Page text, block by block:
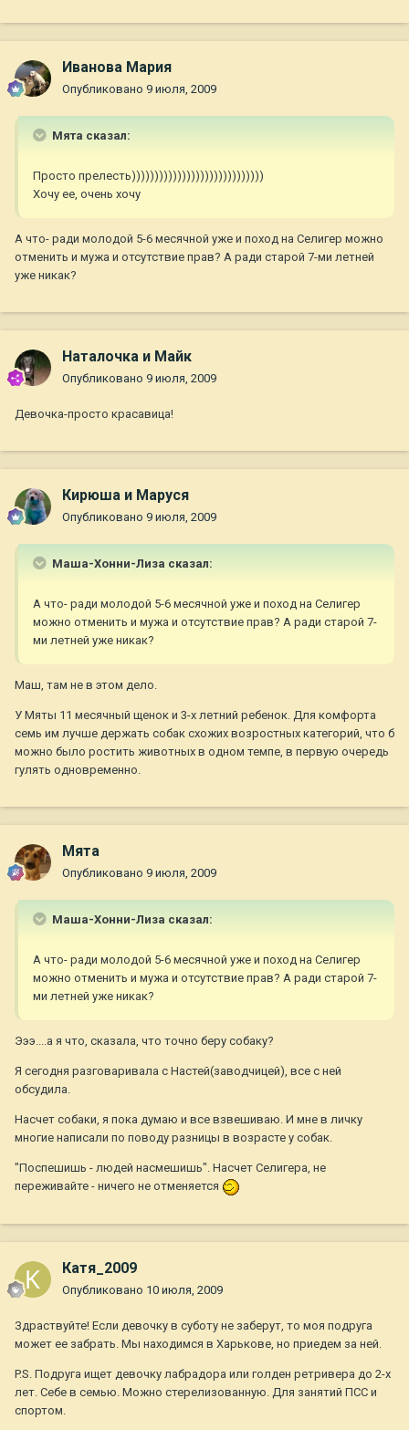
Иванова Мария
Опубликовано 9 июля, 2009
Мята сказал:
Просто прелесть)))))))))))))))))))))))))))))
Хочу ее, очень хочу
А что- ради молодой 5-6 месячной уже и поход на Селигер можно
отменить и мужа и отсутствие прав? А ради старой 7-ми летней
уже никак?
Наталочка и Майк
Опубликовано 9 июля, 2009
Девочка-просто красавица!
Кирюша и Маруся
Опубликовано 9 июля, 2009
Маша-Хонни-Лиза сказал:
А что- ради молодой 5-6 месячной уже и поход на Селигер
можно отменить и мужа и отсутствие прав? А ради старой 7-
ми летней уже никак?
Маш, там не в этом дело.
У Мяты 11 месячный щенок и 3-х летний ребенок. Для комфорта
семь им лучше держать собак схожих возростных категорий, что б
можно было ростить животных в одном темпе, в первую очередь
гулять одновременно.
Мята
Опубликовано 9 июля, 2009
Маша-Хонни-Лиза сказал:
А что- ради молодой 5-6 месячной уже и поход на Селигер
можно отменить и мужа и отсутствие прав? А ради старой 7-
ми летней уже никак?
Эээ....а я что, сказала, что точно беру собаку?
Я сегодня разговаривала с Настей(заводчицей), все с ней
обсудила.
Насчет собаки, я пока думаю и все взвешиваю. И мне в личку
многие написали по поводу разницы в возрасте у собак.
"Поспешишь - людей насмешишь". Насчет Селигера, не
переживайте - ничего не отменяется
Катя_2009
Опубликовано 10 июля, 2009
Здраствуйте! Если девочку в суботу не заберут, то моя подруга
может ее забрать. Мы находимся в Харькове, но приедем за ней.
P.S. Подруга ищет девочку лабрадора или голден ретривера до 2-х
лет. Себе в семью. Можно стерелизованную. Для занятий ПСС и
спортом.